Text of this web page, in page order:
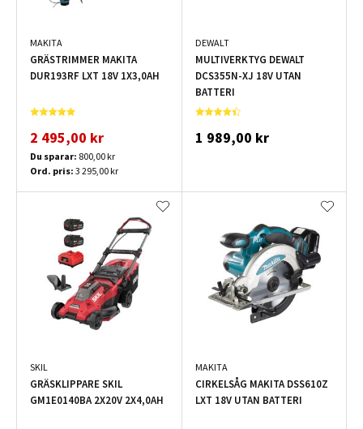
MAKITA
GRÄSTRIMMER MAKITA
DUR193RF LXT 18V 1X3,0AH
2 495,00 kr
Du sparar: 800,00 kr
Ord. pris: 3 295,00 kr
DEWALT
MULTIVERKTYG DEWALT
DCS355N-XJ 18V UTAN
BATTERI
1 989,00 kr
SKIL
GRÄSKLIPPARE SKIL
GM1E0140BA 2X20V 2X4,0AH
MAKITA
CIRKELSÅG MAKITA DSS610Z
LXT 18V UTAN BATTERI